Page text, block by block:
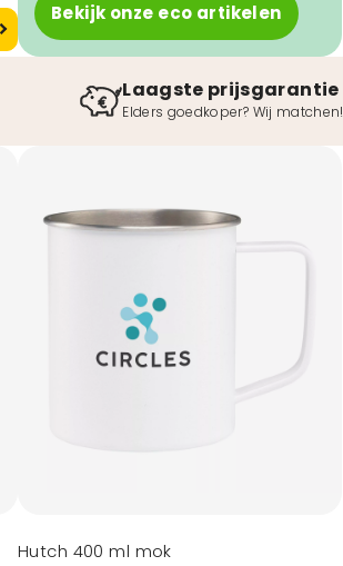
Bekijk onze eco artikelen
Laagste prijsgarantie
Elders goedkoper? Wij matchen!
Hutch 400 ml mok